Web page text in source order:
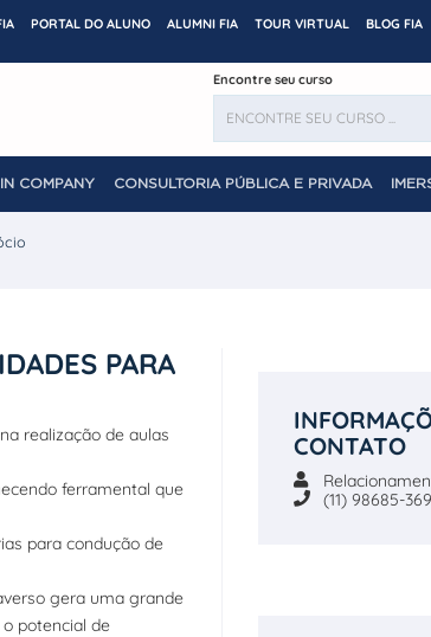
PORTAL DO ALUNO ALUMNI FIA TOUR VIRTUAL BLOG FIA
Encontre seu curso
IN COMPANY CONSULTORIA PÚBLICA E PRIVADA
PARA
realização de aulas
ferramental que
para condução de
gera uma grande
potencial de
CONTATO
(11) 98685-